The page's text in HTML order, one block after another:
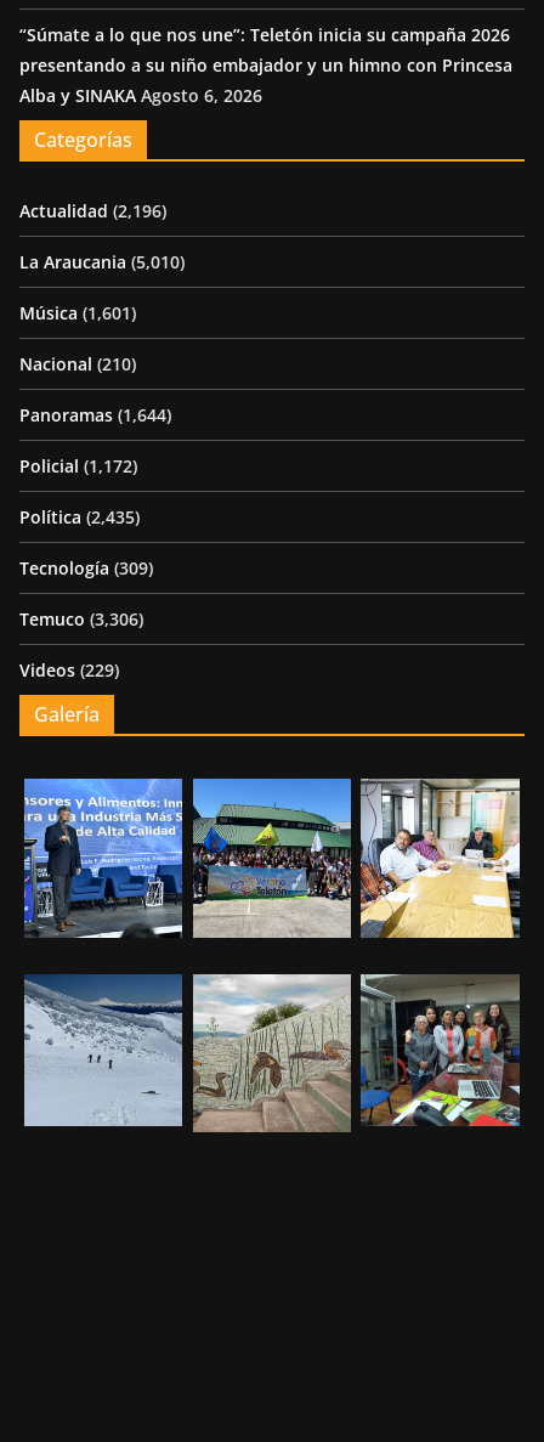
“Súmate a lo que nos une”: Teletón inicia su campaña 2026
presentando a su niño embajador y un himno con Princesa
Alba y SINAKA Agosto 6, 2026
Categorías
Actualidad (2,196)
La Araucania (5,010)
Música (1,601)
Nacional (210)
Panoramas (1,644)
Policial (1,172)
Política (2,435)
Tecnología (309)
Temuco (3,306)
Videos (229)
Galería